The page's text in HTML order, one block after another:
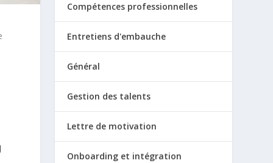
Compétences professionnelles
Entretiens d'embauche
Général
Gestion des talents
Lettre de motivation
Onboarding et intégration